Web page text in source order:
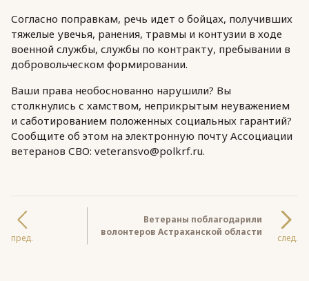
Согласно поправкам, речь идет о бойцах, получивших
тяжелые увечья, ранения, травмы и контузии в ходе
военной службы, службы по контракту, пребывании в
добровольческом формировании.
Ваши права необоснованно нарушили? Вы
столкнулись с хамством, неприкрытым неуважением
и саботированием положенных социальных гарантий?
Сообщите об этом на электронную почту Ассоциации
ветеранов СВО: veteransvo@polkrf.ru.
пред.
Ветераны поблагодарили
волонтеров Астраханской области
след.